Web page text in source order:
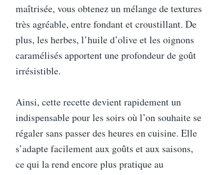
maîtrisée, vous obtenez un mélange de textures
très agréable, entre fondant et croustillant. De
plus, les herbes, l’huile d’olive et les oignons
caramélisés apportent une profondeur de goût
irrésistible.
Ainsi, cette recette devient rapidement un
indispensable pour les soirs où l’on souhaite se
régaler sans passer des heures en cuisine. Elle
s’adapte facilement aux goûts et aux saisons,
ce qui la rend encore plus pratique au